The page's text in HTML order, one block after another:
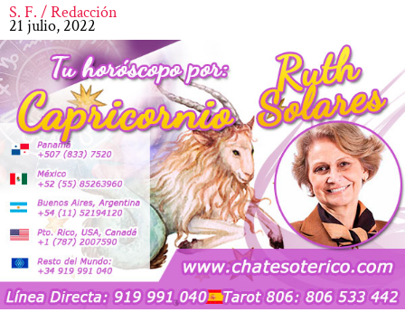
S. F. / Redacción
21 julio, 2022